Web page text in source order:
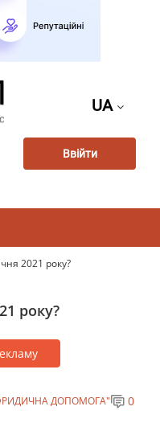
UA
Ввійти
2021 року?
року?
ДОПОМОГА"
0